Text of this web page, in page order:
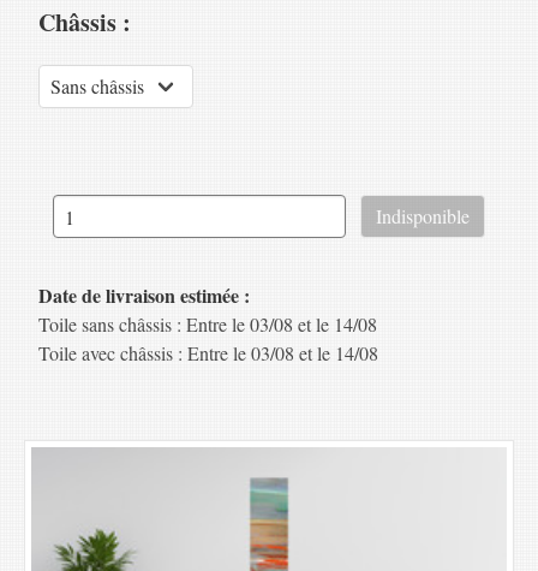
Châssis :
Date de livraison estimée :
Toile sans châssis : Entre le 03/08 et le 14/08
Toile avec châssis : Entre le 03/08 et le 14/08